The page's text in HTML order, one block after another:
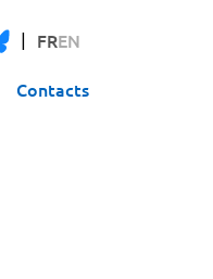
FREN
Contacts